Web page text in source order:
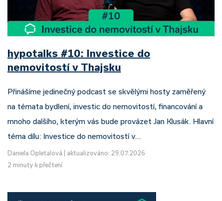
hypotalks #10: Investice do
nemovitostí v Thajsku
Přinášíme jedinečný podcast se skvělými hosty zaměřený
na témata bydlení, investic do nemovitostí, financování a
mnoho dalšího, kterým vás bude provázet Jan Klusák. Hlavní
téma dílu: Investice do nemovitostí v…
Daniela Opletalová
aktualizováno: 29.07.2026
2 minuty k přečtení